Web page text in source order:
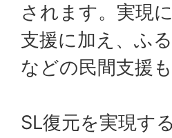
されます。実現
支援に加え、ふ
などの民間支援
SL復元を実現す